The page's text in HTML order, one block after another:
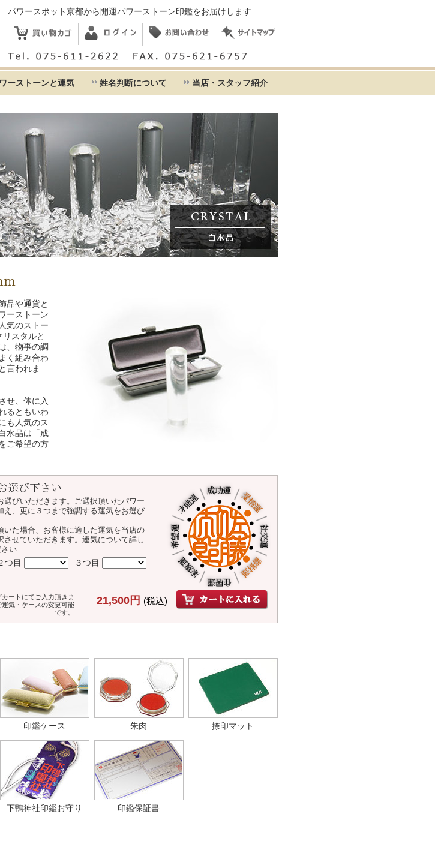
パワースポット京都から開運パワーストーン印鑑をお届けします
ーストーンと運気 姓名判断について 当店・スタッフ紹介
品や通貨と
ーストーン
気のストー
スタルと
、物事の調
く組み合わ
言われま
せ、体に入
るともいわ
も人気のス
水晶は「成
ご希望の方
選び下さい
選びいただきます。ご選択頂いたパワー
え、更に３つまで強調する運気をお選び
いた場合、お客様に適した運気を当店の
させていただきます。運気について詳し
い
つ目 ３つ目
ートにてご入力頂きま
気・ケースの変更可能
です。
21,500円 (税込)
印鑑ケース 朱肉 捺印マット
下鴨神社印鑑お守り 印鑑保証書